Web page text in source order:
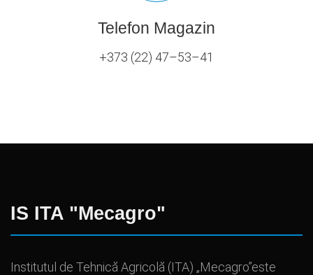
Telefon Magazin
+373 (22) 47–53–41
IS ITA "Mecagro"
Institutul de Tehnică Agricolă (ITA) „Mecagro”este